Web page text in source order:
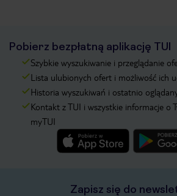
Pobierz bezpłatną aplikację TUI
Szybkie wyszukiwanie i przeglądanie
Lista ulubionych ofert i możliwość ich
Historia wyszukiwań i ostatnio
Kontakt z TUI i wszystkie informacje o
myTUI
Zapisz się do